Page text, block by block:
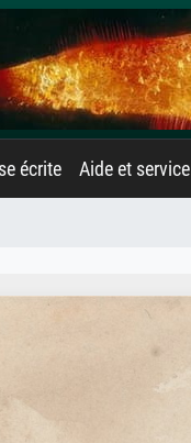
écrite Aide et service